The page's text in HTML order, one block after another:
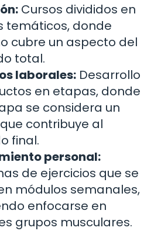
Cursos divididos en
temáticos, donde
cubre un aspecto del
total.
laborales: Desarrollo
en etapas, donde
se considera un
contribuye al
final.
personal:
de ejercicios que se
módulos semanales,
enfocarse en
grupos musculares.